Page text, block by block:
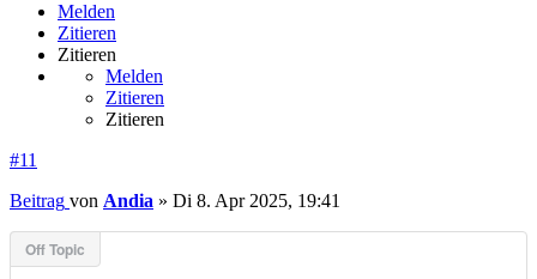
Melden
Zitieren
Zitieren
Melden
Zitieren
Zitieren
#11
Beitrag von Andia » Di 8. Apr 2025, 19:41
Off Topic